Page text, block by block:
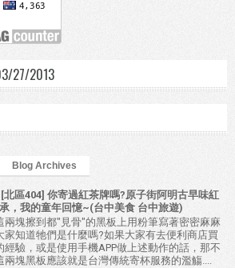
27/2013
Blog Archives
北區404] 你寄過紅茶牌嗎?原子街阿明古早味紅
，我的童年回憶~(台中美食 台中旅遊)
兩塊擦到都"見骨"的黑板上用粉筆寫著密密麻麻
家知道牠們是什麼嗎?如果大家有去便利商店買
經驗，或是使用手機APP做上述動作的話，那不
兩塊黑板應該就是台灣傳統寄杯服務的濫觴....